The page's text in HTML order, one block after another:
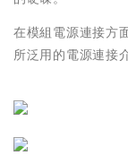
在模組電源連接方
所泛用的電源連接